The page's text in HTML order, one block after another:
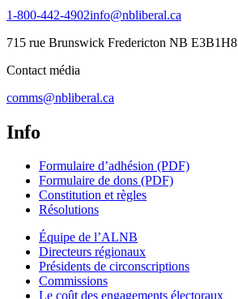
1-800-442-4902info@nbliberal.ca
715 rue Brunswick Fredericton NB E3B1H8
Contact média
comms@nbliberal.ca
Info
Formulaire d’adhésion (PDF)
Formulaire de dons (PDF)
Constitution et règles
Résolutions
Équipe de l’ALNB
Directeurs régionaux
Présidents de circonscriptions
Commissions
Le coût des engagements électoraux